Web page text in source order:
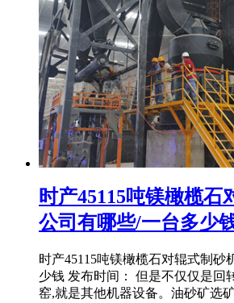
时产45115吨镁橄榄石
公司有哪些/一台多少
时产45115吨镁橄榄石对辊式制砂
少钱 发布时间： 但是不仅仅是回
窑,就是其他机器设备。油砂矿选